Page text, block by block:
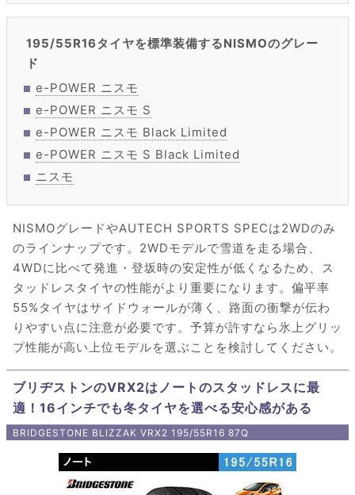
195/55R16タイヤを標準装備するNISMOのグレー
ド
e-POWER ニスモ
e-POWER ニスモ S
e-POWER ニスモ Black Limited
e-POWER ニスモ S Black Limited
ニスモ
NISMOグレードやAUTECH SPORTS SPECは2WDのみ
のラインナップです。2WDモデルで雪道を走る場合、
4WDに比べて発進・登坂時の安定性が低くなるため、ス
タッドレスタイヤの性能がより重要になります。偏平率
55%タイヤはサイドウォールが薄く、路面の衝撃が伝わ
りやすい点に注意が必要です。予算が許すなら氷上グリッ
プ性能が高い上位モデルを選ぶことを検討してください。
ブリヂストンのVRX2はノートのスタッドレスに最
適！16インチでも冬タイヤを選べる安心感がある
BRIDGESTONE BLIZZAK VRX2 195/55R16 87Q